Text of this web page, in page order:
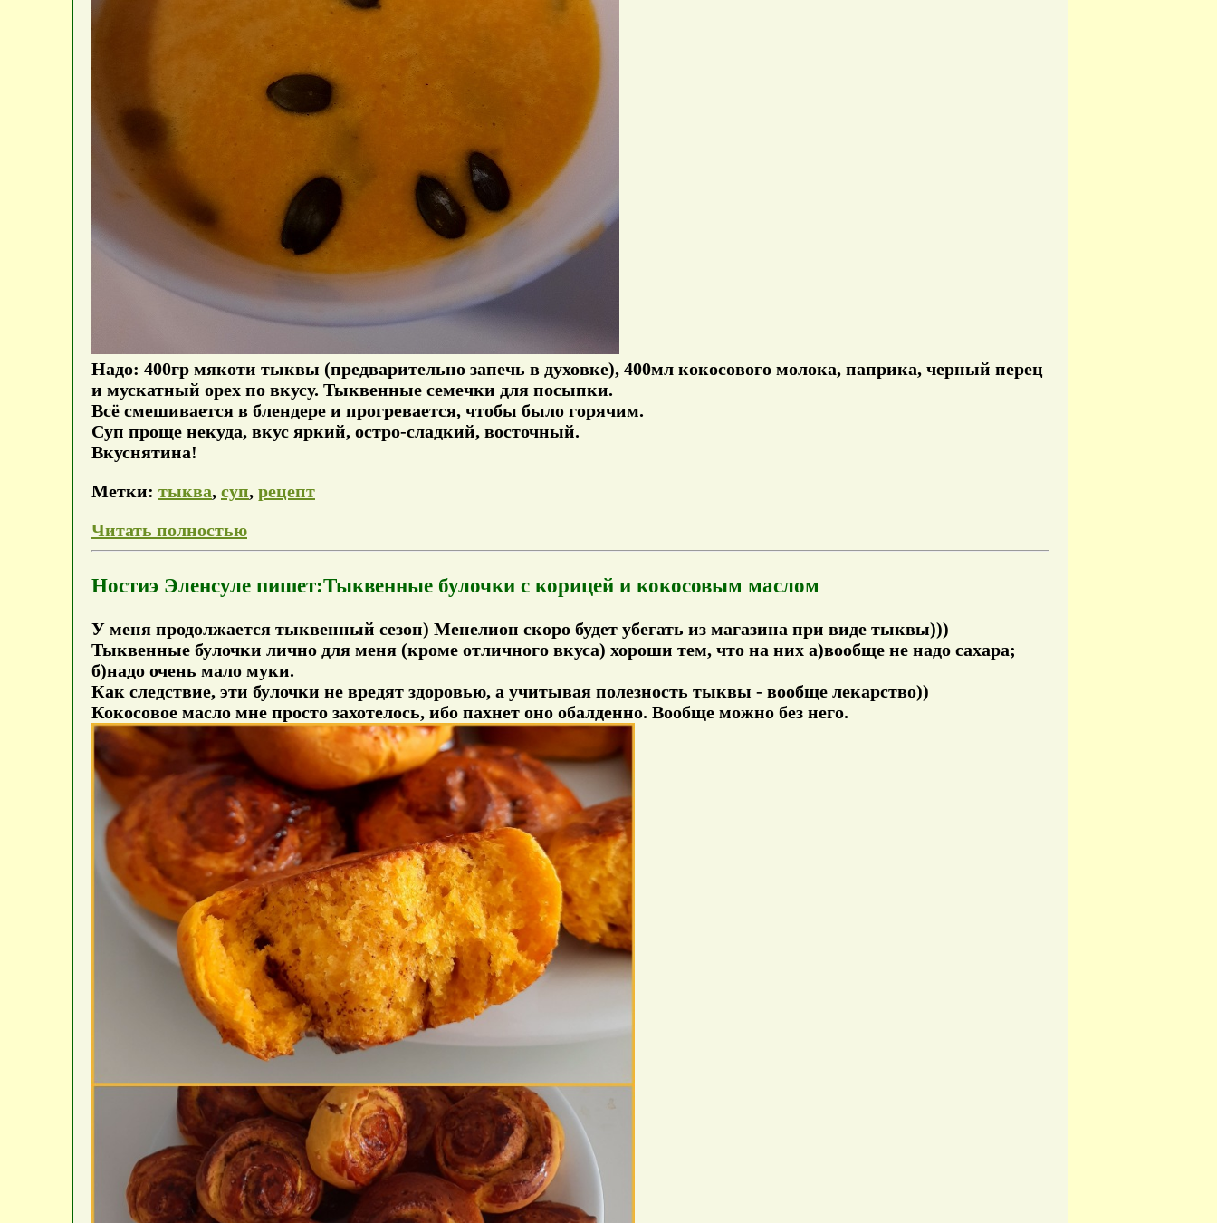
Надо: 400гр мякоти тыквы (предварительно запечь в духовке), 400мл кокосового молока, паприка, черный перец
и мускатный орех по вкусу. Тыквенные семечки для посыпки.
Всё смешивается в блендере и прогревается, чтобы было горячим.
Суп проще некуда, вкус яркий, остро-сладкий, восточный.
Вкуснятина!
Метки: тыква, суп, рецепт
Читать полностью
Ностиэ Эленсуле пишет:Тыквенные булочки с корицей и кокосовым маслом
У меня продолжается тыквенный сезон) Менелион скоро будет убегать из магазина при виде тыквы)))
Тыквенные булочки лично для меня (кроме отличного вкуса) хороши тем, что на них а)вообще не надо сахара;
б)надо очень мало муки.
Как следствие, эти булочки не вредят здоровью, а учитывая полезность тыквы - вообще лекарство))
Кокосовое масло мне просто захотелось, ибо пахнет оно обалденно. Вообще можно без него.